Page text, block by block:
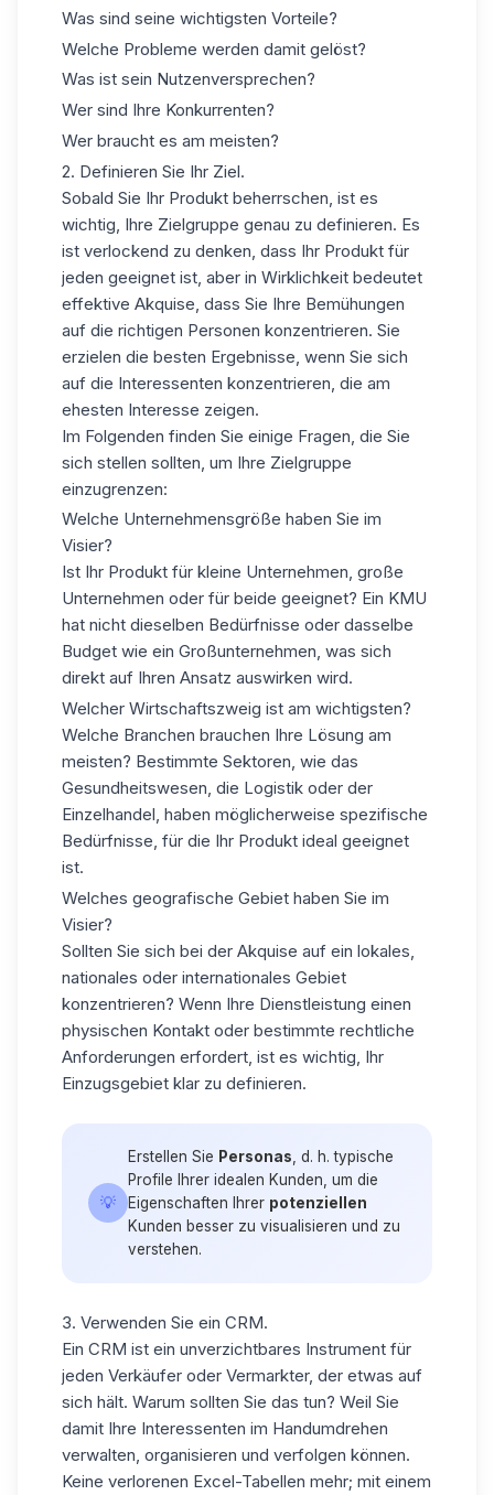
Was sind seine wichtigsten Vorteile?
Welche Probleme werden damit gelöst?
Was ist sein Nutzenversprechen?
Wer sind Ihre Konkurrenten?
Wer braucht es am meisten?
2. Definieren Sie Ihr Ziel.
Sobald Sie Ihr Produkt beherrschen, ist es
wichtig, Ihre Zielgruppe genau zu definieren. Es
ist verlockend zu denken, dass Ihr Produkt für
jeden geeignet ist, aber in Wirklichkeit bedeutet
effektive Akquise, dass Sie Ihre Bemühungen
auf die richtigen Personen konzentrieren. Sie
erzielen die besten Ergebnisse, wenn Sie sich
auf die Interessenten konzentrieren, die am
ehesten Interesse zeigen.
Im Folgenden finden Sie einige Fragen, die Sie
sich stellen sollten, um Ihre Zielgruppe
einzugrenzen:
Welche Unternehmensgröße haben Sie im
Visier?
Ist Ihr Produkt für kleine Unternehmen, große
Unternehmen oder für beide geeignet? Ein KMU
hat nicht dieselben Bedürfnisse oder dasselbe
Budget wie ein Großunternehmen, was sich
direkt auf Ihren Ansatz auswirken wird.
Welcher Wirtschaftszweig ist am wichtigsten?
Welche Branchen brauchen Ihre Lösung am
meisten? Bestimmte Sektoren, wie das
Gesundheitswesen, die Logistik oder der
Einzelhandel, haben möglicherweise spezifische
Bedürfnisse, für die Ihr Produkt ideal geeignet
ist.
Welches geografische Gebiet haben Sie im
Visier?
Sollten Sie sich bei der Akquise auf ein lokales,
nationales oder internationales Gebiet
konzentrieren? Wenn Ihre Dienstleistung einen
physischen Kontakt oder bestimmte rechtliche
Anforderungen erfordert, ist es wichtig, Ihr
Einzugsgebiet klar zu definieren.
💡
Erstellen Sie Personas , d. h. typische
Profile Ihrer idealen Kunden, um die
Eigenschaften Ihrer potenziellen
Kunden besser zu visualisieren und zu
verstehen.
3. Verwenden Sie ein CRM.
Ein CRM ist ein unverzichtbares Instrument für
jeden Verkäufer oder Vermarkter, der etwas auf
sich hält. Warum sollten Sie das tun? Weil Sie
damit Ihre Interessenten im Handumdrehen
verwalten, organisieren und verfolgen können.
Keine verlorenen Excel-Tabellen mehr; mit einem